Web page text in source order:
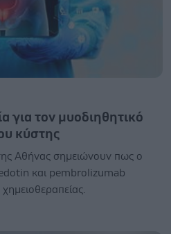
για τον μυοδιηθητικό
κύστης
Αθήνας σημειώνουν πως ο
και pembrolizumab